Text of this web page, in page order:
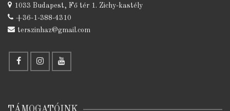
1033 Budapest, Fő tér 1. Zichy-kastély
+36-1-388-4310
terszinhaz@gmail.com